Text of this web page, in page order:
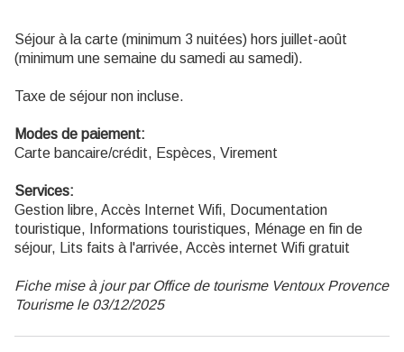
Séjour à la carte (minimum 3 nuitées) hors juillet-août
(minimum une semaine du samedi au samedi).
Taxe de séjour non incluse.
Modes de paiement:
Carte bancaire/crédit, Espèces, Virement
Services:
Gestion libre, Accès Internet Wifi, Documentation
touristique, Informations touristiques, Ménage en fin de
séjour, Lits faits à l'arrivée, Accès internet Wifi gratuit
Fiche mise à jour par Office de tourisme Ventoux Provence
Tourisme le 03/12/2025